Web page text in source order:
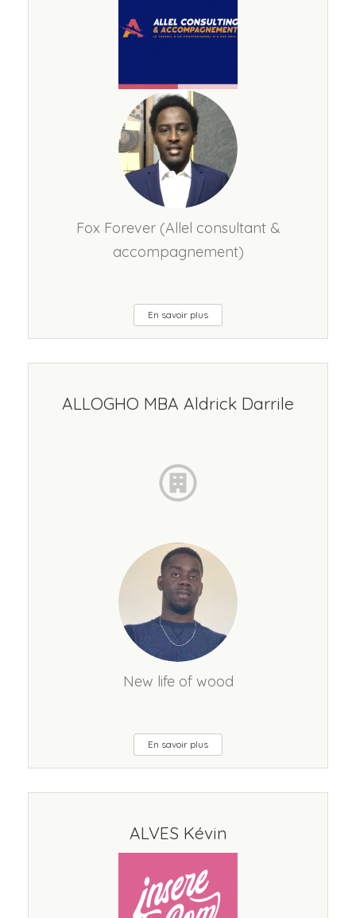
Fox Forever (Allel consultant &
accompagnement)
En savoir plus
ALLOGHO MBA Aldrick Darrile
New life of wood
En savoir plus
ALVES Kévin